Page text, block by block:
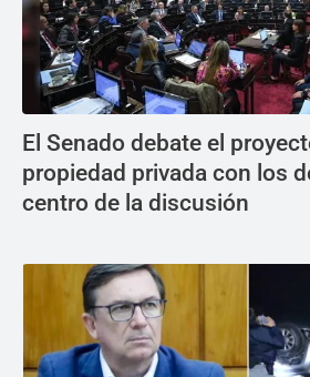
El Senado debate el
propiedad privada con los
centro de la discusión